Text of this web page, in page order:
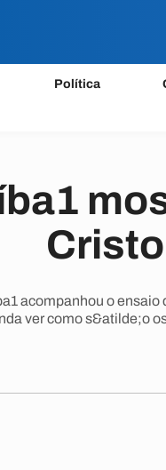
Política
acompanhou o
ver como s&atilde;o